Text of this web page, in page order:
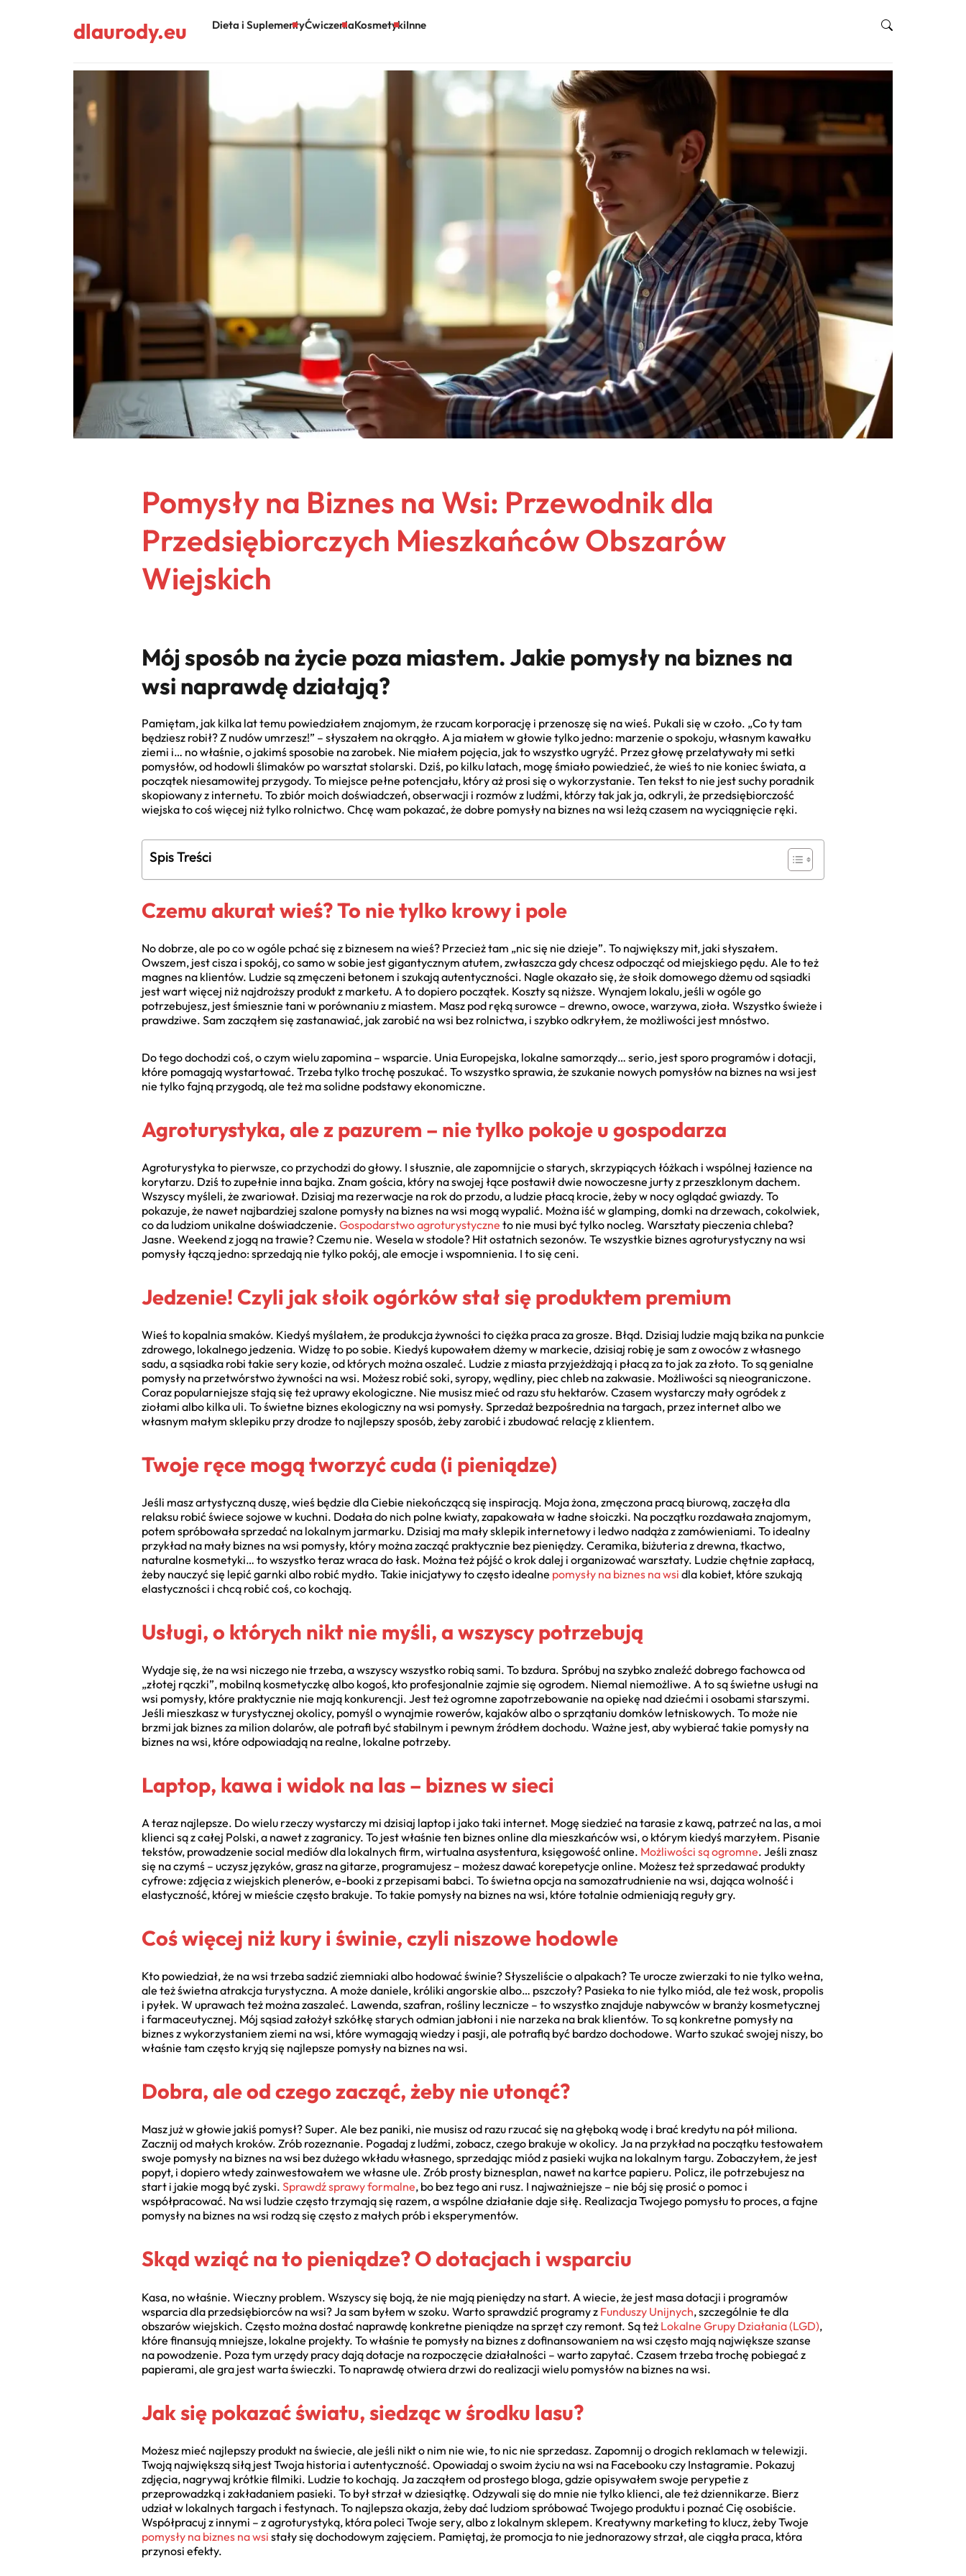
dlaurody.eu Dieta i SuplementyĆwiczeniaKosmetykiInne
Pomysły na Biznes na Wsi: Przewodnik dla
Przedsiębiorczych Mieszkańców Obszarów
Wiejskich
Mój sposób na życie poza miastem. Jakie pomysły na biznes na
wsi naprawdę działają?
Pamiętam, jak kilka lat temu powiedziałem znajomym, że rzucam korporację i przenoszę się na wieś. Pukali się w czoło. „Co ty tam
będziesz robił? Z nudów umrzesz!” – słyszałem na okrągło. A ja miałem w głowie tylko jedno: marzenie o spokoju, własnym kawałku
ziemi i… no właśnie, o jakimś sposobie na zarobek. Nie miałem pojęcia, jak to wszystko ugryźć. Przez głowę przelatywały mi setki
pomysłów, od hodowli ślimaków po warsztat stolarski. Dziś, po kilku latach, mogę śmiało powiedzieć, że wieś to nie koniec świata, a
początek niesamowitej przygody. To miejsce pełne potencjału, który aż prosi się o wykorzystanie. Ten tekst to nie jest suchy poradnik
skopiowany z internetu. To zbiór moich doświadczeń, obserwacji i rozmów z ludźmi, którzy tak jak ja, odkryli, że przedsiębiorczość
wiejska to coś więcej niż tylko rolnictwo. Chcę wam pokazać, że dobre pomysły na biznes na wsi leżą czasem na wyciągnięcie ręki.
Spis Treści
Czemu akurat wieś? To nie tylko krowy i pole
No dobrze, ale po co w ogóle pchać się z biznesem na wieś? Przecież tam „nic się nie dzieje”. To największy mit, jaki słyszałem.
Owszem, jest cisza i spokój, co samo w sobie jest gigantycznym atutem, zwłaszcza gdy chcesz odpocząć od miejskiego pędu. Ale to też
magnes na klientów. Ludzie są zmęczeni betonem i szukają autentyczności. Nagle okazało się, że słoik domowego dżemu od sąsiadki
jest wart więcej niż najdroższy produkt z marketu. A to dopiero początek. Koszty są niższe. Wynajem lokalu, jeśli w ogóle go
potrzebujesz, jest śmiesznie tani w porównaniu z miastem. Masz pod ręką surowce – drewno, owoce, warzywa, zioła. Wszystko świeże i
prawdziwe. Sam zacząłem się zastanawiać, jak zarobić na wsi bez rolnictwa, i szybko odkryłem, że możliwości jest mnóstwo.
Do tego dochodzi coś, o czym wielu zapomina – wsparcie. Unia Europejska, lokalne samorządy… serio, jest sporo programów i dotacji,
które pomagają wystartować. Trzeba tylko trochę poszukać. To wszystko sprawia, że szukanie nowych pomysłów na biznes na wsi jest
nie tylko fajną przygodą, ale też ma solidne podstawy ekonomiczne.
Agroturystyka, ale z pazurem – nie tylko pokoje u gospodarza
Agroturystyka to pierwsze, co przychodzi do głowy. I słusznie, ale zapomnijcie o starych, skrzypiących łóżkach i wspólnej łazience na
korytarzu. Dziś to zupełnie inna bajka. Znam gościa, który na swojej łące postawił dwie nowoczesne jurty z przeszklonym dachem.
Wszyscy myśleli, że zwariował. Dzisiaj ma rezerwacje na rok do przodu, a ludzie płacą krocie, żeby w nocy oglądać gwiazdy. To
pokazuje, że nawet najbardziej szalone pomysły na biznes na wsi mogą wypalić. Można iść w glamping, domki na drzewach, cokolwiek,
co da ludziom unikalne doświadczenie. Gospodarstwo agroturystyczne to nie musi być tylko nocleg. Warsztaty pieczenia chleba?
Jasne. Weekend z jogą na trawie? Czemu nie. Wesela w stodole? Hit ostatnich sezonów. Te wszystkie biznes agroturystyczny na wsi
pomysły łączą jedno: sprzedają nie tylko pokój, ale emocje i wspomnienia. I to się ceni.
Jedzenie! Czyli jak słoik ogórków stał się produktem premium
Wieś to kopalnia smaków. Kiedyś myślałem, że produkcja żywności to ciężka praca za grosze. Błąd. Dzisiaj ludzie mają bzika na punkcie
zdrowego, lokalnego jedzenia. Widzę to po sobie. Kiedyś kupowałem dżemy w markecie, dzisiaj robię je sam z owoców z własnego
sadu, a sąsiadka robi takie sery kozie, od których można oszaleć. Ludzie z miasta przyjeżdżają i płacą za to jak za złoto. To są genialne
pomysły na przetwórstwo żywności na wsi. Możesz robić soki, syropy, wędliny, piec chleb na zakwasie. Możliwości są nieograniczone.
Coraz popularniejsze stają się też uprawy ekologiczne. Nie musisz mieć od razu stu hektarów. Czasem wystarczy mały ogródek z
ziołami albo kilka uli. To świetne biznes ekologiczny na wsi pomysły. Sprzedaż bezpośrednia na targach, przez internet albo we
własnym małym sklepiku przy drodze to najlepszy sposób, żeby zarobić i zbudować relację z klientem.
Twoje ręce mogą tworzyć cuda (i pieniądze)
Jeśli masz artystyczną duszę, wieś będzie dla Ciebie niekończącą się inspiracją. Moja żona, zmęczona pracą biurową, zaczęła dla
relaksu robić świece sojowe w kuchni. Dodała do nich polne kwiaty, zapakowała w ładne słoiczki. Na początku rozdawała znajomym,
potem spróbowała sprzedać na lokalnym jarmarku. Dzisiaj ma mały sklepik internetowy i ledwo nadąża z zamówieniami. To idealny
przykład na mały biznes na wsi pomysły, który można zacząć praktycznie bez pieniędzy. Ceramika, biżuteria z drewna, tkactwo,
naturalne kosmetyki… to wszystko teraz wraca do łask. Można też pójść o krok dalej i organizować warsztaty. Ludzie chętnie zapłacą,
żeby nauczyć się lepić garnki albo robić mydło. Takie inicjatywy to często idealne pomysły na biznes na wsi dla kobiet, które szukają
elastyczności i chcą robić coś, co kochają.
Usługi, o których nikt nie myśli, a wszyscy potrzebują
Wydaje się, że na wsi niczego nie trzeba, a wszyscy wszystko robią sami. To bzdura. Spróbuj na szybko znaleźć dobrego fachowca od
„złotej rączki”, mobilną kosmetyczkę albo kogoś, kto profesjonalnie zajmie się ogrodem. Niemal niemożliwe. A to są świetne usługi na
wsi pomysły, które praktycznie nie mają konkurencji. Jest też ogromne zapotrzebowanie na opiekę nad dziećmi i osobami starszymi.
Jeśli mieszkasz w turystycznej okolicy, pomyśl o wynajmie rowerów, kajaków albo o sprzątaniu domków letniskowych. To może nie
brzmi jak biznes za milion dolarów, ale potrafi być stabilnym i pewnym źródłem dochodu. Ważne jest, aby wybierać takie pomysły na
biznes na wsi, które odpowiadają na realne, lokalne potrzeby.
Laptop, kawa i widok na las – biznes w sieci
A teraz najlepsze. Do wielu rzeczy wystarczy mi dzisiaj laptop i jako taki internet. Mogę siedzieć na tarasie z kawą, patrzeć na las, a moi
klienci są z całej Polski, a nawet z zagranicy. To jest właśnie ten biznes online dla mieszkańców wsi, o którym kiedyś marzyłem. Pisanie
tekstów, prowadzenie social mediów dla lokalnych firm, wirtualna asystentura, księgowość online. Możliwości są ogromne. Jeśli znasz
się na czymś – uczysz języków, grasz na gitarze, programujesz – możesz dawać korepetycje online. Możesz też sprzedawać produkty
cyfrowe: zdjęcia z wiejskich plenerów, e-booki z przepisami babci. To świetna opcja na samozatrudnienie na wsi, dająca wolność i
elastyczność, której w mieście często brakuje. To takie pomysły na biznes na wsi, które totalnie odmieniają reguły gry.
Coś więcej niż kury i świnie, czyli niszowe hodowle
Kto powiedział, że na wsi trzeba sadzić ziemniaki albo hodować świnie? Słyszeliście o alpakach? Te urocze zwierzaki to nie tylko wełna,
ale też świetna atrakcja turystyczna. A może daniele, króliki angorskie albo… pszczoły? Pasieka to nie tylko miód, ale też wosk, propolis
i pyłek. W uprawach też można zaszaleć. Lawenda, szafran, rośliny lecznicze – to wszystko znajduje nabywców w branży kosmetycznej
i farmaceutycznej. Mój sąsiad założył szkółkę starych odmian jabłoni i nie narzeka na brak klientów. To są konkretne pomysły na
biznes z wykorzystaniem ziemi na wsi, które wymagają wiedzy i pasji, ale potrafią być bardzo dochodowe. Warto szukać swojej niszy, bo
właśnie tam często kryją się najlepsze pomysły na biznes na wsi.
Dobra, ale od czego zacząć, żeby nie utonąć?
Masz już w głowie jakiś pomysł? Super. Ale bez paniki, nie musisz od razu rzucać się na głęboką wodę i brać kredytu na pół miliona.
Zacznij od małych kroków. Zrób rozeznanie. Pogadaj z ludźmi, zobacz, czego brakuje w okolicy. Ja na przykład na początku testowałem
swoje pomysły na biznes na wsi bez dużego wkładu własnego, sprzedając miód z pasieki wujka na lokalnym targu. Zobaczyłem, że jest
popyt, i dopiero wtedy zainwestowałem we własne ule. Zrób prosty biznesplan, nawet na kartce papieru. Policz, ile potrzebujesz na
start i jakie mogą być zyski. Sprawdź sprawy formalne, bo bez tego ani rusz. I najważniejsze – nie bój się prosić o pomoc i
współpracować. Na wsi ludzie często trzymają się razem, a wspólne działanie daje siłę. Realizacja Twojego pomysłu to proces, a fajne
pomysły na biznes na wsi rodzą się często z małych prób i eksperymentów.
Skąd wziąć na to pieniądze? O dotacjach i wsparciu
Kasa, no właśnie. Wieczny problem. Wszyscy się boją, że nie mają pieniędzy na start. A wiecie, że jest masa dotacji i programów
wsparcia dla przedsiębiorców na wsi? Ja sam byłem w szoku. Warto sprawdzić programy z Funduszy Unijnych, szczególnie te dla
obszarów wiejskich. Często można dostać naprawdę konkretne pieniądze na sprzęt czy remont. Są też Lokalne Grupy Działania (LGD),
które finansują mniejsze, lokalne projekty. To właśnie te pomysły na biznes z dofinansowaniem na wsi często mają największe szanse
na powodzenie. Poza tym urzędy pracy dają dotacje na rozpoczęcie działalności – warto zapytać. Czasem trzeba trochę pobiegać z
papierami, ale gra jest warta świeczki. To naprawdę otwiera drzwi do realizacji wielu pomysłów na biznes na wsi.
Jak się pokazać światu, siedząc w środku lasu?
Możesz mieć najlepszy produkt na świecie, ale jeśli nikt o nim nie wie, to nic nie sprzedasz. Zapomnij o drogich reklamach w telewizji.
Twoją największą siłą jest Twoja historia i autentyczność. Opowiadaj o swoim życiu na wsi na Facebooku czy Instagramie. Pokazuj
zdjęcia, nagrywaj krótkie filmiki. Ludzie to kochają. Ja zacząłem od prostego bloga, gdzie opisywałem swoje perypetie z
przeprowadzką i zakładaniem pasieki. To był strzał w dziesiątkę. Odzywali się do mnie nie tylko klienci, ale też dziennikarze. Bierz
udział w lokalnych targach i festynach. To najlepsza okazja, żeby dać ludziom spróbować Twojego produktu i poznać Cię osobiście.
Współpracuj z innymi – z agroturystyką, która poleci Twoje sery, albo z lokalnym sklepem. Kreatywny marketing to klucz, żeby Twoje
pomysły na biznes na wsi stały się dochodowym zajęciem. Pamiętaj, że promocja to nie jednorazowy strzał, ale ciągła praca, która
przynosi efekty.